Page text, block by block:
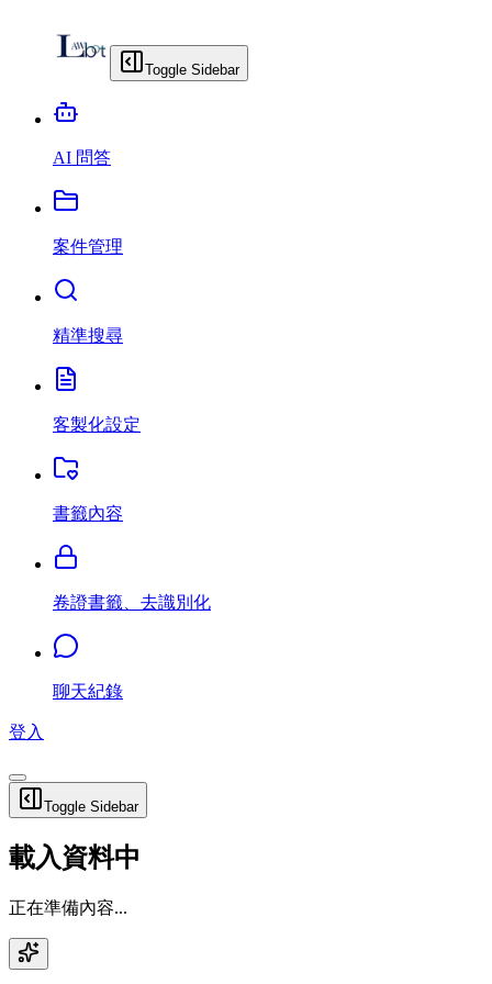
Toggle Sidebar
AI 問答
案件管理
精準搜尋
客製化設定
書籤內容
卷證書籤、去識別化
聊天紀錄
登入
Toggle Sidebar
載入資料中
正在準備內容...